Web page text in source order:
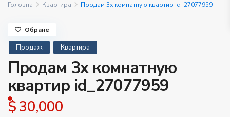
Головна Квартира Продам 3х комнатную квартир id_27077959
Продаж Квартира
Продам 3х комнатную
квартир id_27077959
$ 30,000
Обране